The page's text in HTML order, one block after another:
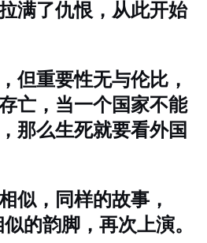
满了仇恨，从此开始
但重要性无与伦比，
亡，当一个国家不能
那么生死就要看外国
似，同样的故事，
的韵脚，再次上演。